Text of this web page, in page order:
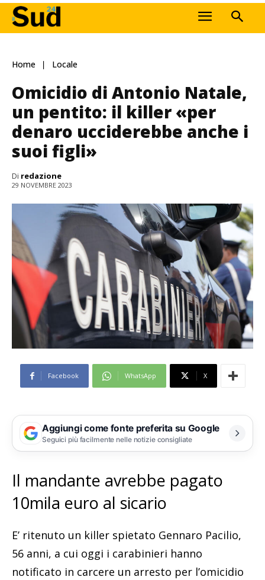
Home Locale
Omicidio di Antonio Natale,
un pentito: il killer «per
denaro ucciderebbe anche i
suoi figli»
Di redazione
29 NOVEMBRE 2023
Facebook WhatsApp X
Aggiungi come fonte preferita su Google
Seguici più facilmente nelle notizie consigliate
Il mandante avrebbe pagato
10mila euro al sicario
E’ ritenuto un killer spietato Gennaro Pacilio,
56 anni, a cui oggi i carabinieri hanno
notificato in carcere un arresto per l’omicidio